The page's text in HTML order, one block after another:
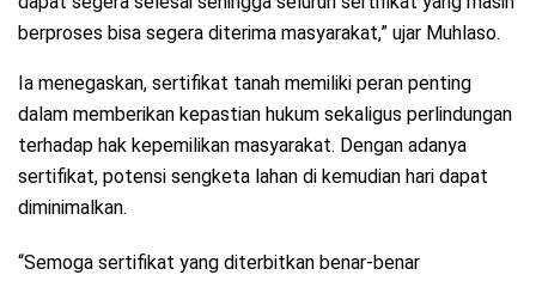
berproses bisa segera diterima masyarakat,” ujar Muhlaso.
Ia menegaskan, sertifikat tanah memiliki peran penting
dalam memberikan kepastian hukum sekaligus perlindungan
terhadap hak kepemilikan masyarakat. Dengan adanya
sertifikat, potensi sengketa lahan di kemudian hari dapat
diminimalkan.
“Semoga sertifikat yang diterbitkan benar-benar